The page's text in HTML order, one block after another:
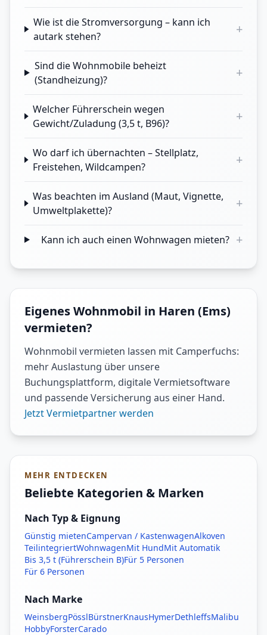
Wie ist die Stromversorgung – kann ich
autark stehen?
+
Sind die Wohnmobile beheizt
(Standheizung)?
+
Welcher Führerschein wegen
Gewicht/Zuladung (3,5 t, B96)?
+
Wo darf ich übernachten – Stellplatz,
Freistehen, Wildcampen?
+
Was beachten im Ausland (Maut, Vignette,
Umweltplakette)?
+
Kann ich auch einen Wohnwagen mieten? +
Eigenes Wohnmobil in Haren (Ems)
vermieten?
Wohnmobil vermieten lassen mit Camperfuchs:
mehr Auslastung über unsere
Buchungsplattform, digitale Vermietsoftware
und passende Versicherung aus einer Hand.
Jetzt Vermietpartner werden
MEHR ENTDECKEN
Beliebte Kategorien & Marken
Nach Typ & Eignung
Günstig mietenCampervan / KastenwagenAlkoven
TeilintegriertWohnwagenMit HundMit Automatik
Bis 3,5 t (Führerschein B)Für 5 Personen
Für 6 Personen
Nach Marke
WeinsbergPösslBürstnerKnausHymerDethleffsMalibu
HobbyForsterCarado